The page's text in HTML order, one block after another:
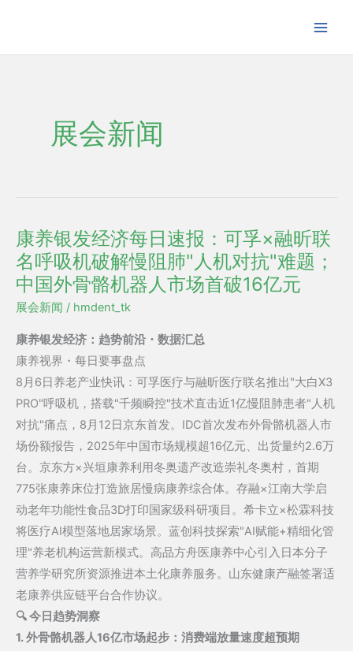
内
展会新闻
康养银发经济每日速报：可孚×融昕联
名呼吸机破解慢阻肺"人机对抗"难题；
中国外骨骼机器人市场首破16亿元
展会新闻 / hmdent_tk
康养银发经济：趋势前沿・数据汇总
康养视界・每日要事盘点
8月6日养老产业快讯：可孚医疗与融昕医疗联名推出"大白X3
PRO"呼吸机，搭载"千频瞬控"技术直击近1亿慢阻肺患者"人机
对抗"痛点，8月12日京东首发。IDC首次发布外骨骼机器人市
场份额报告，2025年中国市场规模超16亿元、出货量约2.6万
台。京东方×兴垣康养利用冬奥遗产改造崇礼冬奥村，首期
775张康养床位打造旅居慢病康养综合体。存融×江南大学启
动老年功能性食品3D打印国家级科研项目。希卡立×松霖科技
将医疗AI模型落地居家场景。蓝创科技探索"AI赋能+精细化管
理"养老机构运营新模式。高品方舟医康养中心引入日本分子
营养学研究所资源推进本土化康养服务。山东健康产融签署适
老康养供应链平台合作协议。
🔍 今日趋势洞察
1. 外骨骼机器人16亿市场起步：消费端放量速度超预期
康
养
银
发
济
每
日
速
报：
可
孚
×
融
昕
联
名
呼
吸
机